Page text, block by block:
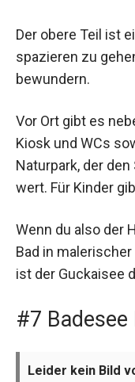
Der obere Teil ist
spazieren zu
bewundern.
Vor Ort gibt es
Kiosk und WCs
Naturpark, der
wert. Für Kinder
Wenn du also der
Bad in
ist der Guckaisee
#7
Leider kein Bild